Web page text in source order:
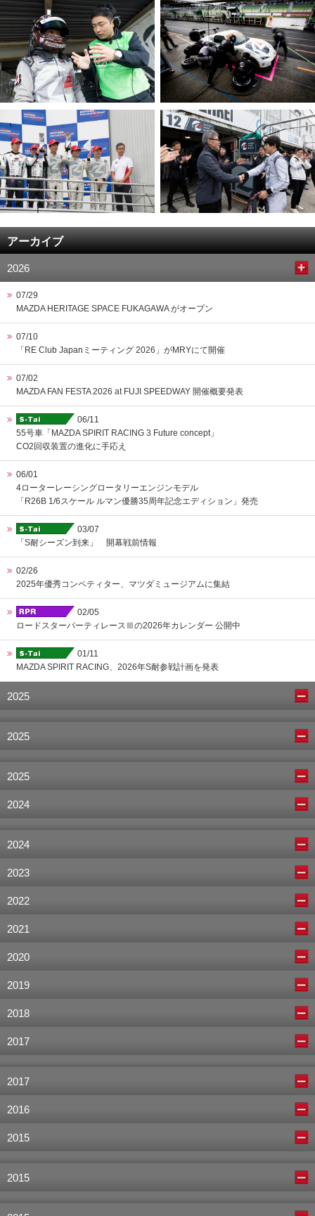
アーカイブ
2026
07/29
MAZDA HERITAGE SPACE FUKAGAWA がオープン
07/10
「RE Club Japanミーティング 2026」がMRYにて開催
07/02
MAZDA FAN FESTA 2026 at FUJI SPEEDWAY 開催概要発表
06/11
55号車「MAZDA SPIRIT RACING 3 Future concept」
CO2回収装置の進化に手応え
06/01
4ローターレーシングロータリーエンジンモデル
「R26B 1/6スケール ルマン優勝35周年記念エディション」発売
03/07
「S耐シーズン到来」 開幕戦前情報
02/26
2025年優秀コンペティター、マツダミュージアムに集結
02/05
ロードスターパーティレースⅢの2026年カレンダー 公開中
01/11
MAZDA SPIRIT RACING、2026年S耐参戦計画を発表
2025
2025
2025
2024
2024
2023
2022
2021
2020
2019
2018
2017
2017
2016
2015
2015